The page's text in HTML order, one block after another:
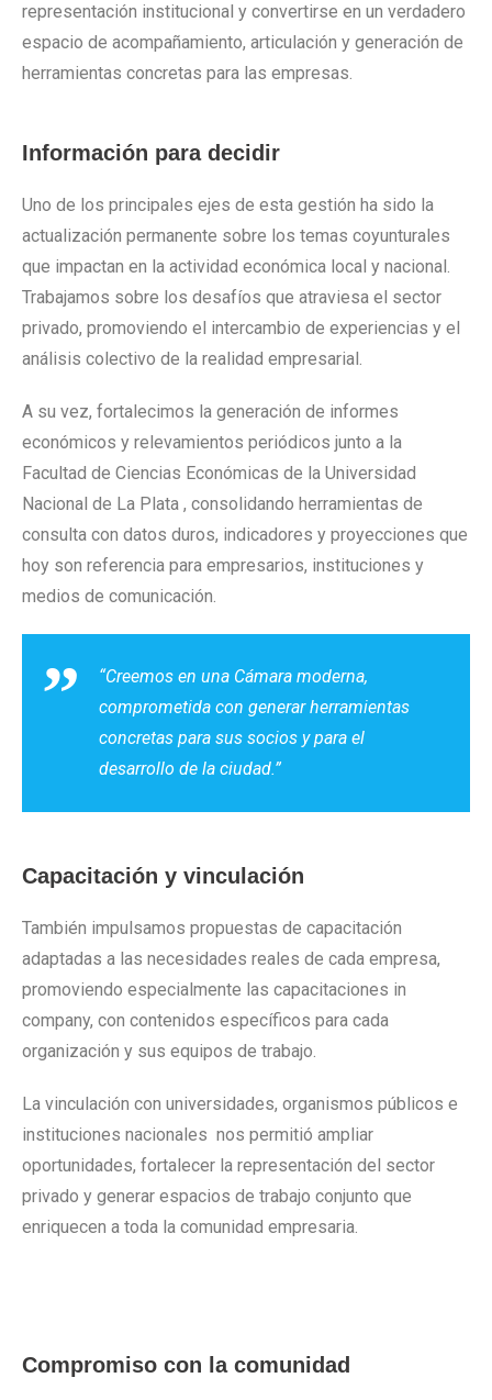
representación institucional y convertirse en un verdadero
espacio de acompañamiento, articulación y generación de
herramientas concretas para las empresas.
Información para decidir
Uno de los principales ejes de esta gestión ha sido la
actualización permanente sobre los temas coyunturales
que impactan en la actividad económica local y nacional.
Trabajamos sobre los desafíos que atraviesa el sector
privado, promoviendo el intercambio de experiencias y el
análisis colectivo de la realidad empresarial.
A su vez, fortalecimos la generación de informes
económicos y relevamientos periódicos junto a la
Facultad de Ciencias Económicas de la Universidad
Nacional de La Plata , consolidando herramientas de
consulta con datos duros, indicadores y proyecciones que
hoy son referencia para empresarios, instituciones y
medios de comunicación.
“Creemos en una Cámara moderna,
comprometida con generar herramientas
concretas para sus socios y para el
desarrollo de la ciudad.”
Capacitación y vinculación
También impulsamos propuestas de capacitación
adaptadas a las necesidades reales de cada empresa,
promoviendo especialmente las capacitaciones in
company, con contenidos específicos para cada
organización y sus equipos de trabajo.
La vinculación con universidades, organismos públicos e
instituciones nacionales nos permitió ampliar
oportunidades, fortalecer la representación del sector
privado y generar espacios de trabajo conjunto que
enriquecen a toda la comunidad empresaria.
Compromiso con la comunidad